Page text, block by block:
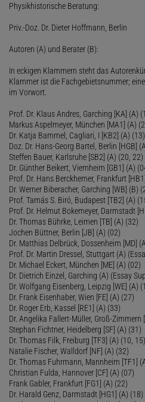
Physikhistorische Beratung:
Priv.-Doz. Dr. Dieter Hoffmann, Berlin
Autoren (A) und Berater (B):
In eckigen Klammern steht das
Klammer ist die Fachgebietsnummer;
im Vorwort.
Prof. Dr. Klaus Andres, Garching [KA] (A)
Markus Aspelmeyer, München [MA1] (A)
Dr. Katja Bammel, Cagliari, I [KB2] (A) (13)
Doz. Dr. Hans-Georg Bartel, Berlin [HGB]
Steffen Bauer, Karlsruhe [SB2] (A) (20, 22)
Dr. Günther Beikert, Viernheim [GB1] (A)
Prof. Dr. Hans Berckhemer, Frankfurt
Dr. Werner Biberacher, Garching [WB] (B)
Prof. Tamás S. Biró, Budapest [TB2] (A)
Prof. Dr. Helmut Bokemeyer, Darmstadt
Dr. Thomas Bührke, Leimen [TB] (A) (32)
Jochen Büttner, Berlin [JB] (A) (02)
Dr. Matthias Delbrück, Dossenheim [MD]
Prof. Dr. Martin Dressel, Stuttgart (A)
Dr. Michael Eckert, München [ME] (A) (02)
Dr. Dietrich Einzel, Garching (A) (Essay
Dr. Wolfgang Eisenberg, Leipzig [WE] (A)
Dr. Frank Eisenhaber, Wien [FE] (A) (27)
Dr. Roger Erb, Kassel [RE1] (A) (33)
Dr. Angelika Fallert-Müller, Groß-Zimmern
Stephan Fichtner, Heidelberg [SF] (A) (31)
Dr. Thomas Filk, Freiburg [TF3] (A) (10, 15)
Natalie Fischer, Walldorf [NF] (A) (32)
Dr. Thomas Fuhrmann, Mannheim [TF1]
Christian Fulda, Hannover [CF] (A) (07)
Frank Gabler, Frankfurt [FG1] (A) (22)
Dr. Harald Genz, Darmstadt [HG1] (A) (18)